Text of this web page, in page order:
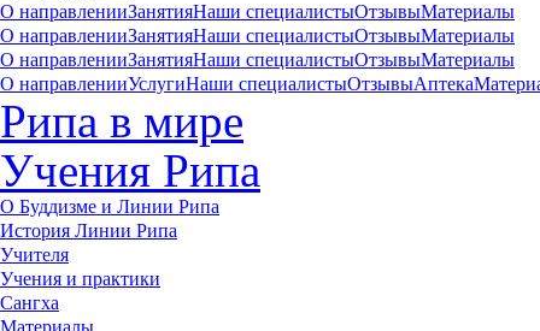
О направленииЗанятияНаши специалистыОтзывыМатериалы
О направленииЗанятияНаши специалистыОтзывыМатериалы
О направленииЗанятияНаши специалистыОтзывыМатериалы
О направленииУслугиНаши специалистыОтзывыАптека
Рипа в мире
Учения Рипа
О Буддизме и Линии Рипа
История Линии Рипа
Учителя
Учения и практики
Сангха
Материалы